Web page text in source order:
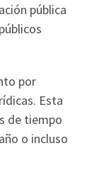
pública
por
Esta
de tiempo
o incluso